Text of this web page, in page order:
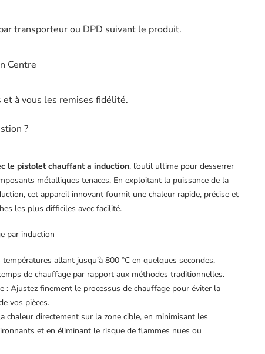
transporteur ou DPD suivant le produit.
Centre
et à vous les remises fidélité.
?
le pistolet chauffant a induction, l’outil ultime pour desserrer
métalliques tenaces. En exploitant la puissance de la
cet appareil innovant fournit une chaleur rapide, précise et
les plus difficiles avec facilité.
par induction
allant jusqu’à 800 °C en quelques secondes,
de chauffage par rapport aux méthodes traditionnelles.
: Ajustez finement le processus de chauffage pour éviter la
vos pièces.
chaleur directement sur la zone cible, en minimisant les
et en éliminant le risque de flammes nues ou